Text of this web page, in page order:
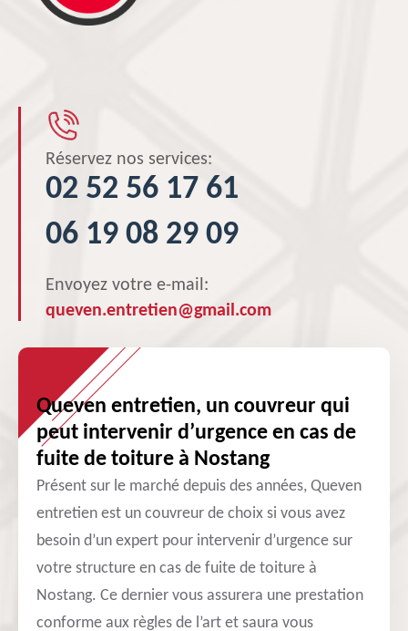
Réservez nos services:
02 52 56 17 61
06 19 08 29 09
Envoyez votre e-mail:
queven.entretien@gmail.com
Queven entretien, un couvreur qui
peut intervenir d’urgence en cas de
fuite de toiture à Nostang
Présent sur le marché depuis des années, Queven
entretien est un couvreur de choix si vous avez
besoin d’un expert pour intervenir d’urgence sur
votre structure en cas de fuite de toiture à
Nostang. Ce dernier vous assurera une prestation
conforme aux règles de l’art et saura vous